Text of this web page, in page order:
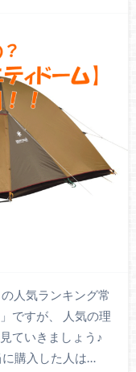
人気ランキング常
ですが、 人気の理
ていきましょう♪
に購入した人は…